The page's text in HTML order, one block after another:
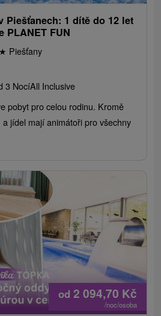
1 dítě do 12 let
PLANET FUN
★ Piešťany
3 NocíAll Inclusive
pobyt pro celou rodinu. Kromě
jídel mají animátoři pro všechny
od 2 094,70 Kč
/noc/osoba